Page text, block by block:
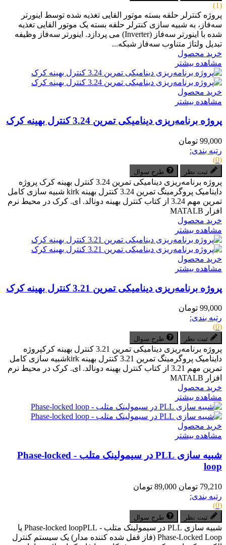
(1)
پروژه کنترلر حلقه بسته موتور القایی تغذیه شده توسط اینورتر
سه‌فاز، به شبیه سازی کنترلر حلقه بسته یک موتور القایی تغذیه
شده با اینورتر سه‌فاز (Inverter) می پردازد. اینورتر سه‌فاز وظیفه
تبدیل ولتاژ متناوب سه‌فاز شبکه...
خرید محصول
مشاهده بیشتر
خرید محصول
مشاهده بیشتر
پروژه برنامه‌ریزی دینامیکی تمرین 3.24 کنترل بهینه کرک
99,000 تومان
رتبه بندی:
(0)
ثبت نظر طرح سوال
پروژه برنامه‌ریزی دینامیکی تمرین 3.24 کنترل بهینه کرک پروژه
داینامیک پروگرمینگ تمرین 3.24 کنترل بهینه kirk شبیه سازی کامل
تمرین مهم 3.24 از کتاب کنترل بهینه دونالد. ای. کرک در محیط نرم
افزار MATALB
خرید محصول
مشاهده بیشتر
خرید محصول
مشاهده بیشتر
پروژه برنامه‌ریزی دینامیکی تمرین 3.21 کنترل بهینه کرک
99,000 تومان
رتبه بندی:
(0)
ثبت نظر طرح سوال
پروژه برنامه‌ریزی دینامیکی تمرین 3.21 کنترل بهینه کرکپروژه
داینامیک پروگرمینگ تمرین 3.21 کنترل بهینه kirkشبیه سازی کامل
تمرین مهم 3.21 از کتاب کنترل بهینه دونالد. ای. کرک در محیط نرم
افزار MATALB
خرید محصول
مشاهده بیشتر
خرید محصول
مشاهده بیشتر
شبیه سازی PLL در سیمولینک متلب - Phase-locked
loop
79,210 تومان
89,000 تومان
رتبه بندی:
(0)
ثبت نظر طرح سوال
شبیه سازی PLL در سیمولینک متلب - Phase-locked loopPLL یا
Phase-Locked Loop (فاز قفل شده کننده مدار) یک سیستم کنترل